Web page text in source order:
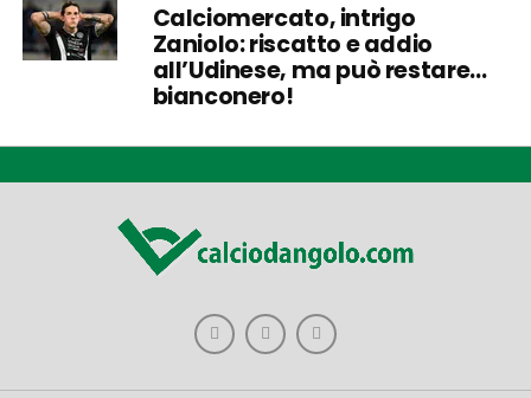
Calciomercato, intrigo
Zaniolo: riscatto e addio
all’Udinese, ma può restare…
bianconero!